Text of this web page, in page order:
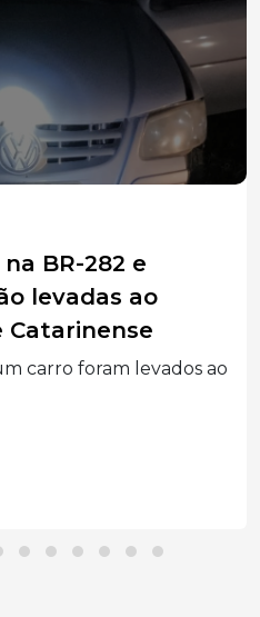
BR-282 e
levadas ao
Catarinense
carro foram levados ao